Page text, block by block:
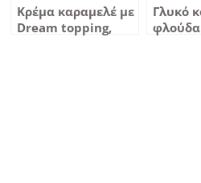
Κρέμα καραμελέ με
Dream topping,
Γλυκό
φλούδα